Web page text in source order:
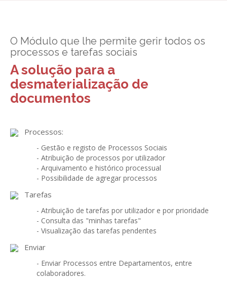
GESDenúncia
GESDocumental
GESElevador
GESFaturação
GESFeira
GESLicenciamento
GESMarcação
GESSNC-AP
Submeter SAFT
O Módulo que lhe permite gerir todos os
processos e tarefas sociais
A solução para a
desmaterialização de
documentos
Processos:
- Gestão e registo de Processos Sociais
- Atribuição de processos por utilizador
- Arquivamento e histórico processual
- Possibilidade de agregar processos
Tarefas
- Atribuição de tarefas por utilizador e por prioridade
- Consulta das "minhas tarefas"
- Visualização das tarefas pendentes
Enviar
- Enviar Processos entre Departamentos, entre
colaboradores.